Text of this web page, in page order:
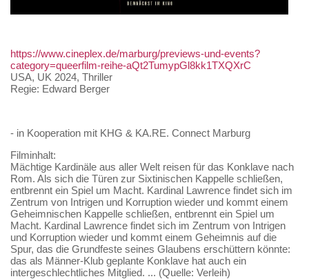
https://www.cineplex.de/marburg/previews-und-events?
category=queerfilm-reihe-aQt2TumypGl8kk1TXQXrC
USA, UK 2024, Thriller
Regie: Edward Berger
- in Kooperation mit KHG & KA.RE. Connect Marburg
Filminhalt:
Mächtige Kardinäle aus aller Welt reisen für das Konklave nach
Rom. Als sich die Türen zur Sixtinischen Kappelle schließen,
entbrennt ein Spiel um Macht. Kardinal Lawrence findet sich im
Zentrum von Intrigen und Korruption wieder und kommt einem
Geheimnischen Kappelle schließen, entbrennt ein Spiel um
Macht. Kardinal Lawrence findet sich im Zentrum von Intrigen
und Korruption wieder und kommt einem Geheimnis auf die
Spur, das die Grundfeste seines Glaubens erschüttern könnte:
das als Männer-Klub geplante Konklave hat auch ein
intergeschlechtliches Mitglied. ... (Quelle: Verleih)